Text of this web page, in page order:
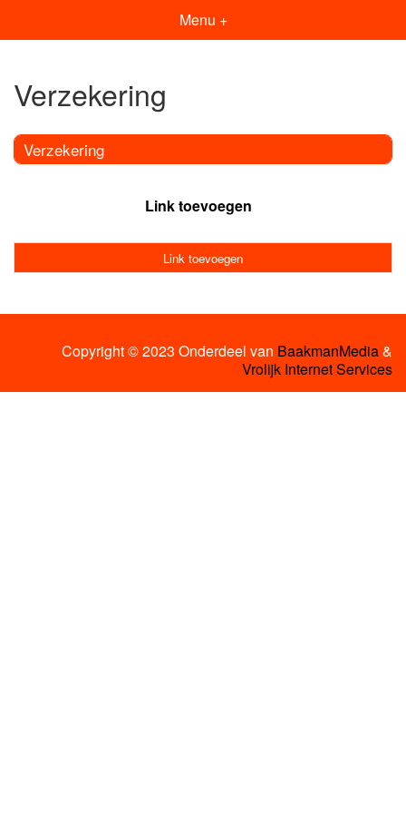
Menu +
Verzekering
Verzekering
Link toevoegen
Link toevoegen
Copyright © 2023 Onderdeel van BaakmanMedia&
Vrolijk Internet Services